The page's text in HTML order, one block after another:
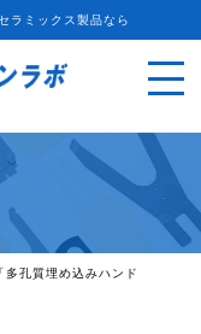
ラミックス製品なら
「多孔質埋め込みハンド